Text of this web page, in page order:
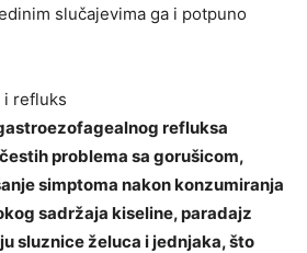
slučajevima ga i potpuno
i refluks
refluksa
problema sa gorušicom,
simptoma nakon konzumiranja
sadržaja kiseline, paradajz
sluznice želuca i jednjaka, što